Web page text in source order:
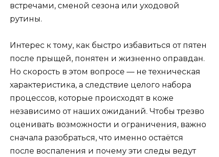
встречами, сменой сезона или уходовой
рутины.
Интерес к тому, как быстро избавиться от пятен
после прыщей, понятен и жизненно оправдан.
Но скорость в этом вопросе — не техническая
характеристика, а следствие целого набора
процессов, которые происходят в коже
независимо от наших ожиданий. Чтобы трезво
оценивать возможности и ограничения, важно
сначала разобраться, что именно остаётся
после воспаления и почему эти следы ведут